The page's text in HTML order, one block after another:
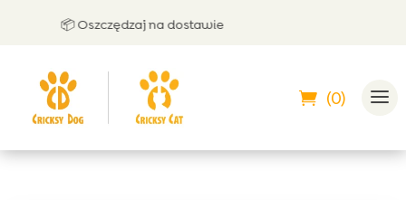
📦 Oszczędzaj na dostawie
(0)